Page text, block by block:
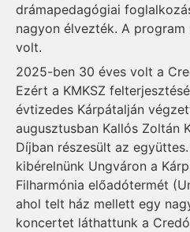
drámapedagógiai
nagyon élvezték. A
volt.
2025-ben 30 éves volt a
Ezért a KMKSZ
évtizedes Kárpátalján
augusztusban Kallós Zoltán
Díjban részesült az
kibérelnünk Ungváron a
Filharmónia előadótermét
ahol telt ház mellett egy
koncertet láthattunk a